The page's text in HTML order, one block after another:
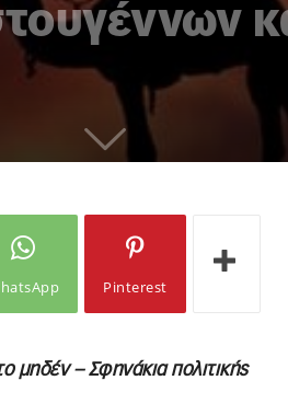
Pinterest
μηδέν – Σφηνάκια πολιτικής